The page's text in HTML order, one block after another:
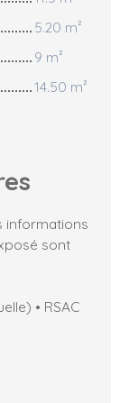
5.20 m²
9 m²
14.50 m²
informations
sont
• RSAC